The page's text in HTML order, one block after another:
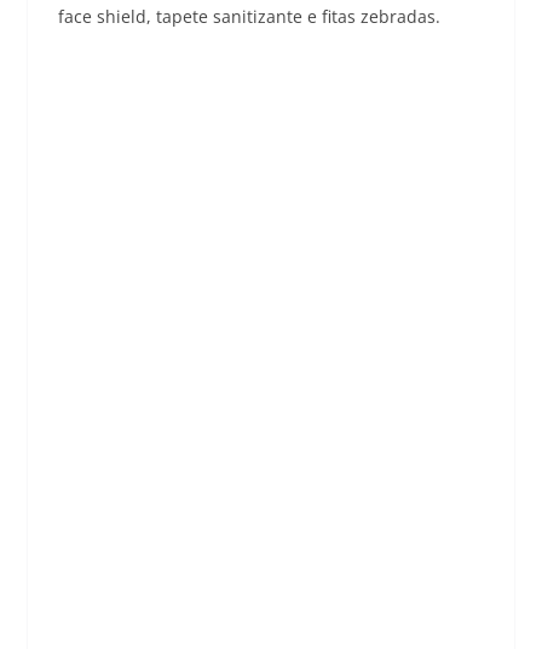
face shield, tapete sanitizante e fitas zebradas.